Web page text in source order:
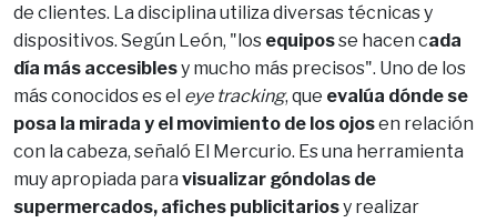
de clientes. La disciplina utiliza diversas técnicas y
dispositivos. Según León, "los equiposse hacen cada
día más accesiblesy mucho más precisos". Uno de los
más conocidos es el eye tracking, que evalúa dónde se
posa la mirada y el movimiento de los ojosen relación
con la cabeza, señaló El Mercurio. Es una herramienta
muy apropiada para visualizar góndolas de
supermercados, afiches publicitariosy realizar